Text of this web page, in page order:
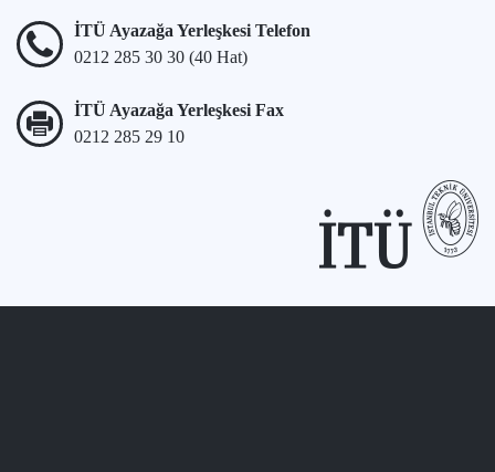
İTÜ Ayazağa Yerleşkesi Telefon
0212 285 30 30 (40 Hat)
İTÜ Ayazağa Yerleşkesi Fax
0212 285 29 10